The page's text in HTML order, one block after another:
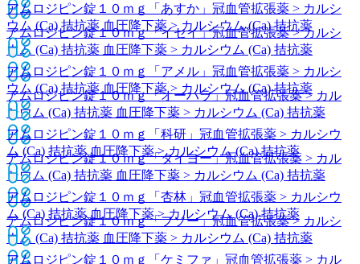
アムロジピン錠１０ｍｇ「イセイ」冠血管拡張薬 > カルシ
ウム (Ca) 拮抗薬 血圧降下薬 > カルシウム (Ca) 拮抗薬
アムロジピン錠１０ｍｇ「オーハラ」冠血管拡張薬 > カル
シウム (Ca) 拮抗薬 血圧降下薬 > カルシウム (Ca) 拮抗薬
アムロジピン錠１０ｍｇ「タイヨー」冠血管拡張薬 > カル
シウム (Ca) 拮抗薬 血圧降下薬 > カルシウム (Ca) 拮抗薬
アムロジピン錠１０ｍｇ「フソー」冠血管拡張薬 > カルシ
ウム (Ca) 拮抗薬 血圧降下薬 > カルシウム (Ca) 拮抗薬
アムロジピン錠１０ｍｇ「あすか」 冠血管拡張薬 > カルシ
ウム (Ca) 拮抗薬 血圧降下薬 > カルシウム (Ca) 拮抗薬
アムロジピン錠１０ｍｇ「アメル」 冠血管拡張薬 > カルシ
ウム (Ca) 拮抗薬 血圧降下薬 > カルシウム (Ca) 拮抗薬
アムロジピン錠１０ｍｇ「科研」 冠血管拡張薬 > カルシウ
ム (Ca) 拮抗薬 血圧降下薬 > カルシウム (Ca) 拮抗薬
アムロジピン錠１０ｍｇ「杏林」 冠血管拡張薬 > カルシウ
ム (Ca) 拮抗薬 血圧降下薬 > カルシウム (Ca) 拮抗薬
アムロジピン錠１０ｍｇ「ケミファ」 冠血管拡張薬 > カル